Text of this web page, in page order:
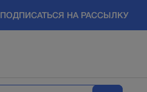
ПОДПИСАТЬСЯ НА РАССЫЛКУ